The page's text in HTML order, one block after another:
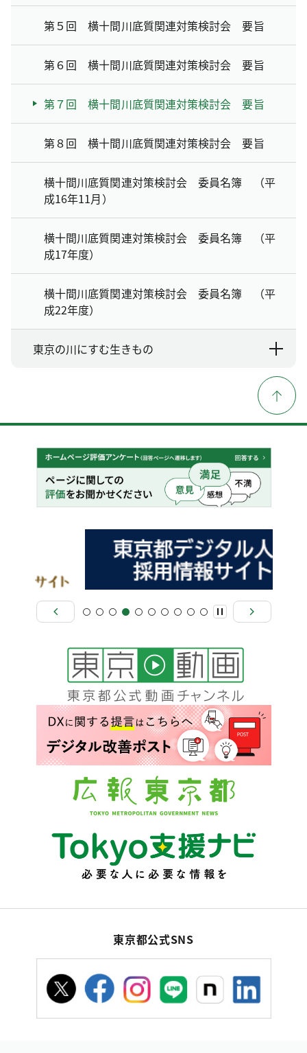
第５回 横十間川底質関連対策検討会 要旨
第６回 横十間川底質関連対策検討会 要旨
第７回 横十間川底質関連対策検討会 要旨
第８回 横十間川底質関連対策検討会 要旨
横十間川底質関連対策検討会 委員名簿 （平
成16年11月）
横十間川底質関連対策検討会 委員名簿 （平
成17年度）
横十間川底質関連対策検討会 委員名簿 （平
成22年度）
東京の川にすむ生きもの
東京都公式SNS